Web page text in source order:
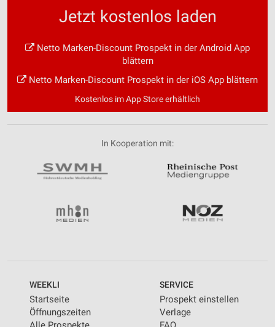
Jetzt kostenlos laden
Netto Marken-Discount Prospekt in der Android App
blättern
Netto Marken-Discount Prospekt in der iOS App blättern
Kostenlos im App Store erhältlich
In Kooperation mit:
WEEKLI
Startseite
Öffnungszeiten
SERVICE
Prospekt einstellen
Verlage